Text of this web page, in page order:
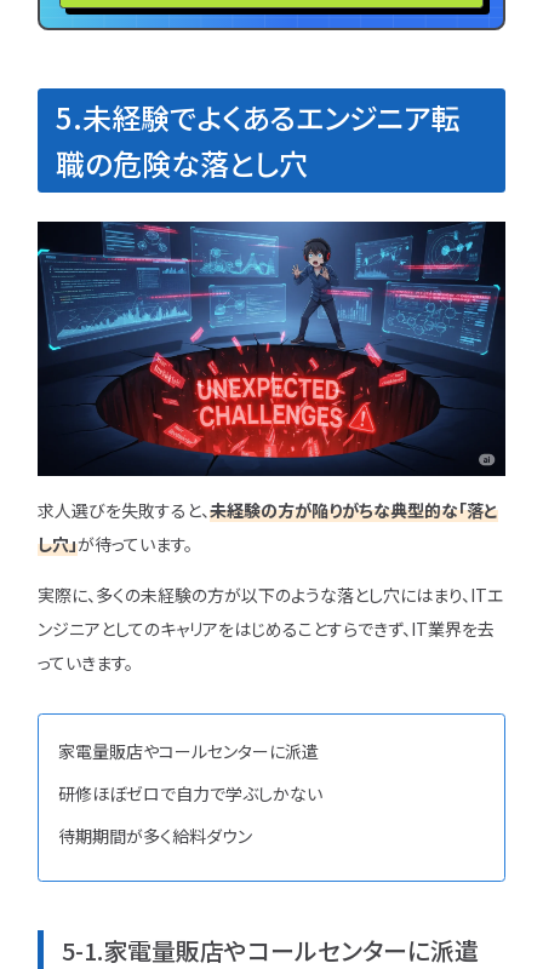
5.未経験でよくあるエンジニア転
職の危険な落とし穴
求人選びを失敗すると、未経験の方が陥りがちな典型的な「落と
し穴」が待っています。
実際に、多くの未経験の方が以下のような落とし穴にはまり、ITエ
ンジニアとしてのキャリアをはじめることすらできず、IT業界を去
っていきます。
家電量販店やコールセンターに派遣
研修ほぼゼロで自力で学ぶしかない
待期期間が多く給料ダウン
5-1.家電量販店やコールセンターに派遣